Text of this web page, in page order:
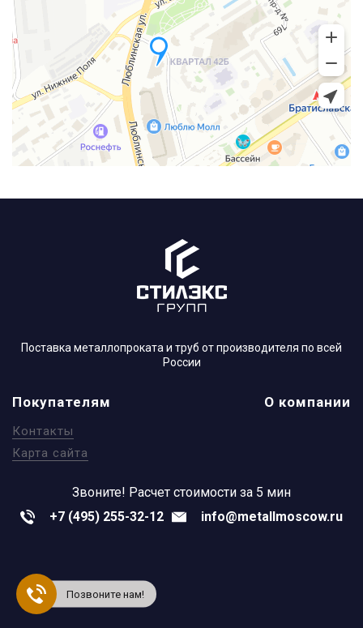
Поставка металлопроката и труб от производителя по всей
России
Покупателям
Контакты
Карта сайта
О компании
Звоните! Расчет стоимости за 5 мин
+7 (495) 255-32-12
info@metallmoscow.ru
Позвоните нам!